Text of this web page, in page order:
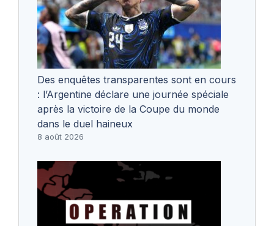
Des enquêtes transparentes sont en cours
: l’Argentine déclare une journée spéciale
après la victoire de la Coupe du monde
dans le duel haineux
8 août 2026